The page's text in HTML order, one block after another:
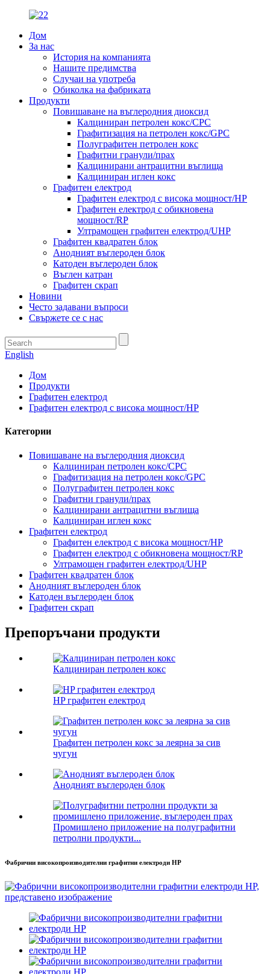
Дом
За нас
История на компанията
Нашите предимства
Случаи на употреба
Обиколка на фабриката
Продукти
Повишаване на въглеродния диоксид
Калциниран петролен кокс/CPC
Графитизация на петролен кокс/GPC
Полуграфитен петролен кокс
Графитни гранули/прах
Калцинирани антрацитни въглища
Калциниран иглен кокс
Графитен електрод
Графитен електрод с висока мощност/HP
Графитен електрод с обикновена
мощност/RP
Ултрамощен графитен електрод/UHP
Графитен квадратен блок
Анодният въглероден блок
Катоден въглероден блок
Въглен катран
Графитен скрап
Новини
Често задавани въпроси
Свържете се с нас
English
Дом
Продукти
Графитен електрод
Графитен електрод с висока мощност/HP
Категории
Повишаване на въглеродния диоксид
Калциниран петролен кокс/CPC
Графитизация на петролен кокс/GPC
Полуграфитен петролен кокс
Графитни гранули/прах
Калцинирани антрацитни въглища
Калциниран иглен кокс
Графитен електрод
Графитен електрод с висока мощност/HP
Графитен електрод с обикновена мощност/RP
Ултрамощен графитен електрод/UHP
Графитен квадратен блок
Анодният въглероден блок
Катоден въглероден блок
Графитен скрап
Препоръчани продукти
Калциниран петролен кокс
HP графитен електрод
Графитен петролен кокс за леярна за сив
чугун
Анодният въглероден блок
Промишлено приложение на полуграфитни
петролни продукти...
Фабрични високопроизводителни графитни електроди HP